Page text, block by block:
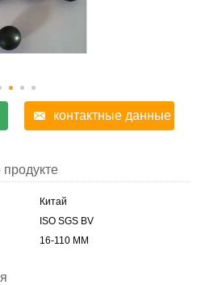
контактные данные
Китай
ISO SGS BV
16-110 ММ